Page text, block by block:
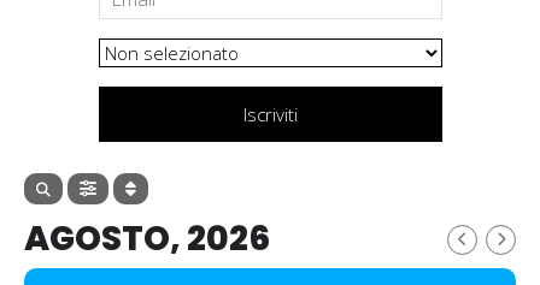
Iscriviti
AGOSTO, 2026